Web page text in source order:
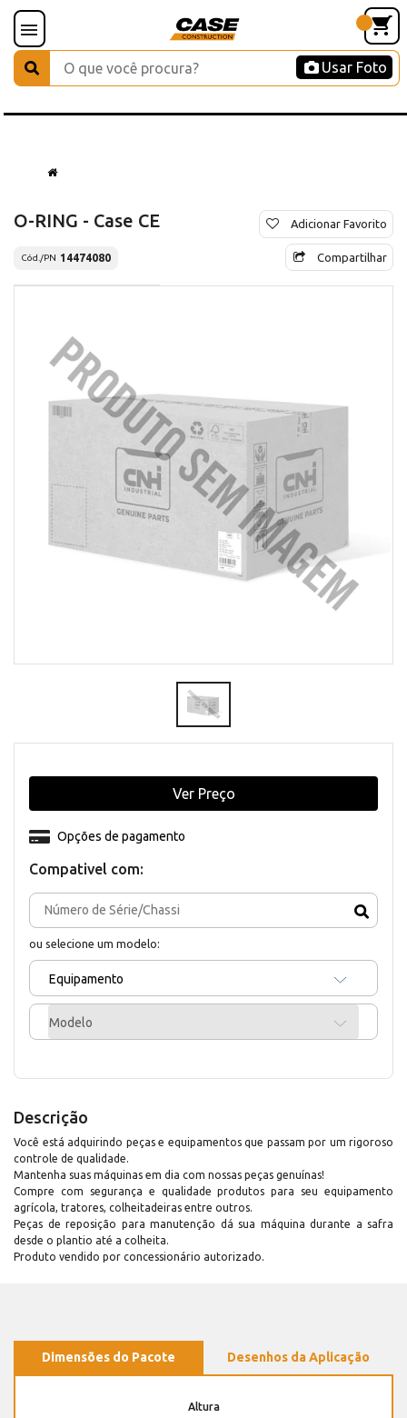
Usar Foto
O-RING - Case CE
Cód./PN 14474080
Adicionar Favorito
Compartilhar
Compativel com:
ou selecione um modelo:
Equipamento
Modelo
Opções de pagamento
Ver Preço
Descrição
Você está adquirindo peças e equipamentos que passam por um rigoroso
controle de qualidade.
Mantenha suas máquinas em dia com nossas peças genuínas!
Compre com segurança e qualidade produtos para seu equipamento
agrícola, tratores, colheitadeiras entre outros.
Peças de reposição para manutenção dá sua máquina durante a safra
desde o plantio até a colheita.
Produto vendido por concessionário autorizado.
Dimensões do Pacote Desenhos da Aplicação
Altura